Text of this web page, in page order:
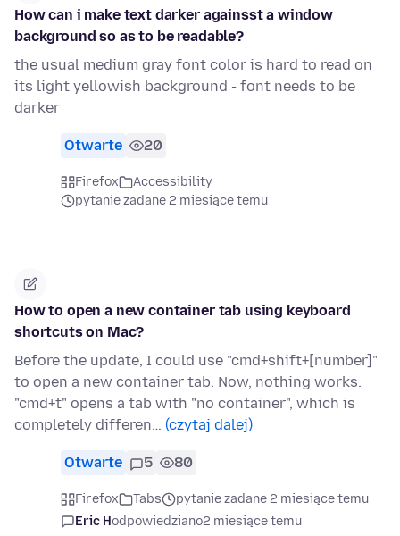
How can i make text darker againsst a window
background so as to be readable?
the usual medium gray font color is hard to read on
its light yellowish background - font needs to be
darker
Otwarte 20
Firefox
Accessibility
pytanie zadane 2 miesiące temu
How to open a new container tab using keyboard
shortcuts on Mac?
Before the update, I could use "cmd+shift+[number]"
to open a new container tab. Now, nothing works.
"cmd+t" opens a tab with "no container", which is
completely differen… (czytaj dalej)
Otwarte 5 80
Firefox Tabs
pytanie zadane 2 miesiące temu
Eric Hodpowiedziano2 miesiące temu